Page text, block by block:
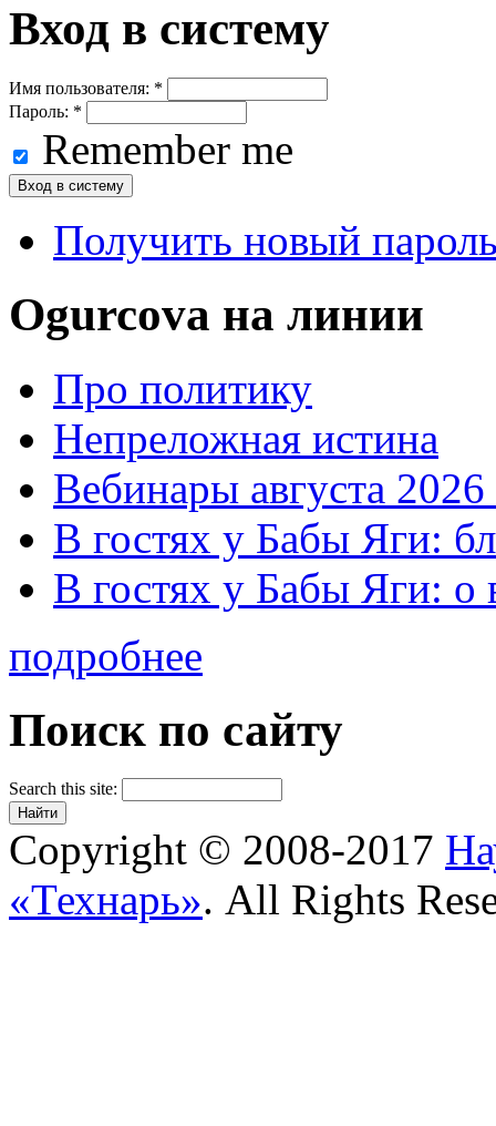
Вход в систему
Имя пользователя: *
Пароль: *
Remember me
Получить новый
Ogurcova на линии
Про политику
Непреложная истина
Вебинары августа 2026
В гостях у Бабы Яги:
В гостях у Бабы Яги:
подробнее
Поиск по сайту
Search this site:
Copyright © 2008-2017
«Технарь». All Rights